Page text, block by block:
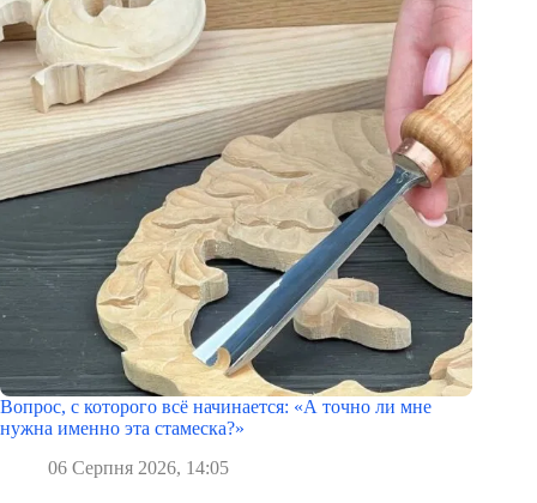
Вопрос, с которого всё начинается: «А точно ли мне
нужна именно эта стамеска?»
06 Серпня 2026, 14:05